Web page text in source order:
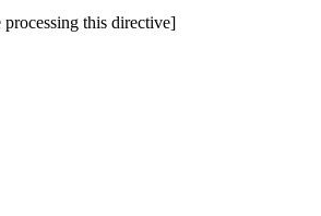
this directive]